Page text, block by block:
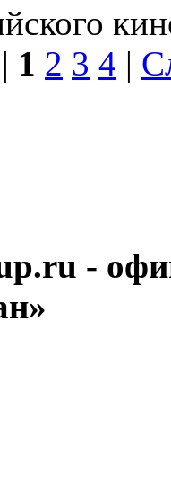
1 2 3 4 |
-